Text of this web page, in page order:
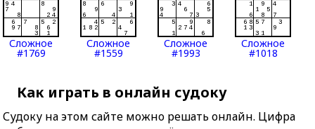
Сложное
#1769
Сложное
#1559
Сложное
#1993
Сложное
#1018
Как играть в онлайн судоку
Судоку на этом сайте можно решать онлайн. Цифра